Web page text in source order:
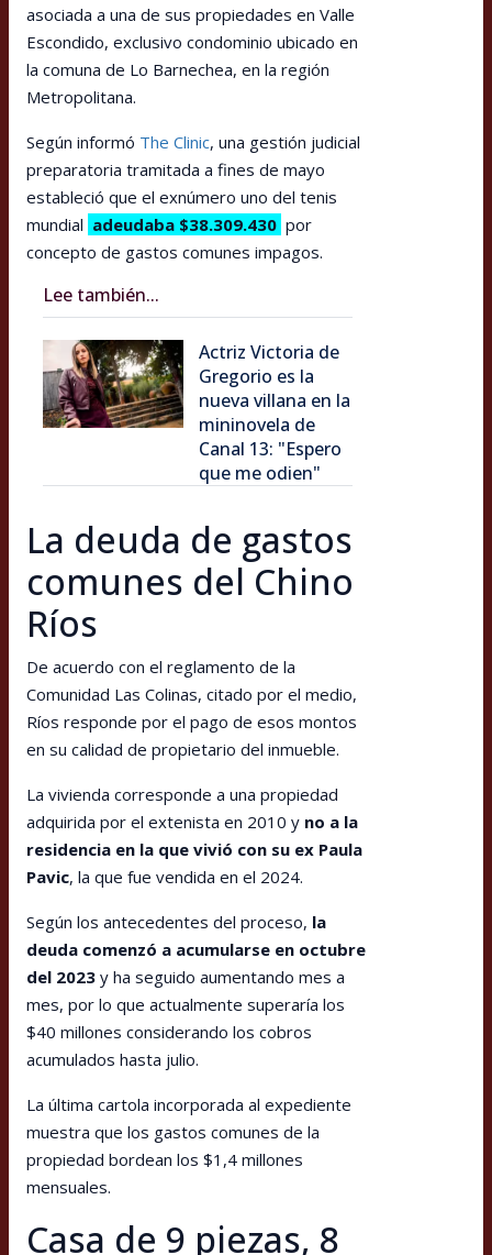
asociada a una de sus propiedades en Valle
Escondido, exclusivo condominio ubicado en
la comuna de Lo Barnechea, en la región
Metropolitana.
Según informó The Clinic, una gestión judicial
preparatoria tramitada a fines de mayo
estableció que el exnúmero uno del tenis
mundial adeudaba $38.309.430 por
concepto de gastos comunes impagos.
Lee también...
Actriz Victoria de
Gregorio es la
nueva villana en la
mininovela de
Canal 13: "Espero
que me odien"
La deuda de gastos
comunes del Chino
Ríos
De acuerdo con el reglamento de la
Comunidad Las Colinas, citado por el medio,
Ríos responde por el pago de esos montos
en su calidad de propietario del inmueble.
La vivienda corresponde a una propiedad
adquirida por el extenista en 2010 y no a la
residencia en la que vivió con su ex Paula
Pavic, la que fue vendida en el 2024.
Según los antecedentes del proceso, la
deuda comenzó a acumularse en octubre
del 2023 y ha seguido aumentando mes a
mes, por lo que actualmente superaría los
$40 millones considerando los cobros
acumulados hasta julio.
La última cartola incorporada al expediente
muestra que los gastos comunes de la
propiedad bordean los $1,4 millones
mensuales.
Casa de 9 piezas, 8